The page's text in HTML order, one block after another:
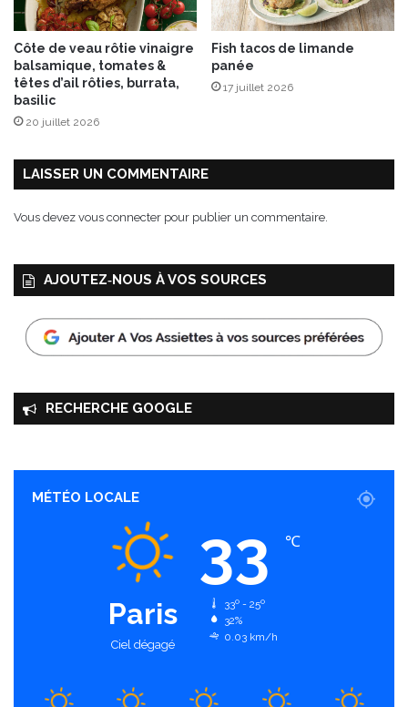
Côte de veau rôtie vinaigre
balsamique, tomates &
têtes d’ail rôties, burrata,
basilic
20 juillet 2026
Fish tacos de limande
panée
17 juillet 2026
LAISSER UN COMMENTAIRE
Vous devez vous connecter pour publier un commentaire.
AJOUTEZ‑NOUS À VOS SOURCES
RECHERCHE GOOGLE
MÉTÉO LOCALE
Paris
Ciel dégagé
33 ℃
33º - 25º
32%
0.03 km/h